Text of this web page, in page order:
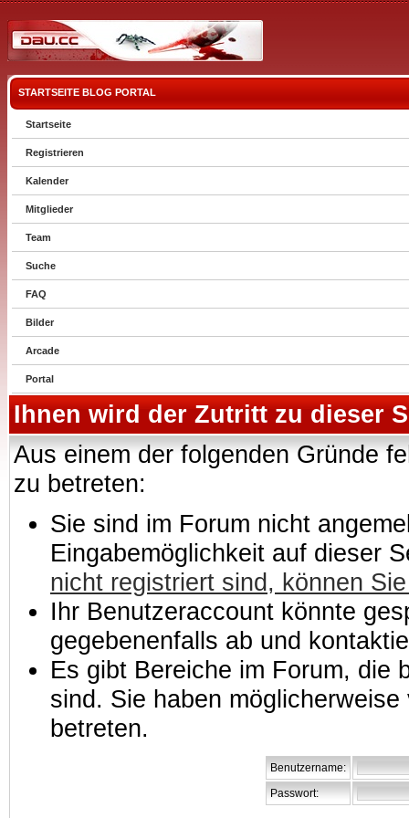
STARTSEITE BLOG PORTAL
Startseite
Registrieren
Kalender
Mitglieder
Team
Suche
FAQ
Bilder
Arcade
Portal
Ihnen wird der Zutritt zu dieser
Aus einem der folgenden Gründe
zu betreten:
Sie sind im Forum nicht
Eingabemöglichkeit auf dieser
nicht registriert sind, können
Ihr Benutzeraccount könnte
gegebenenfalls ab und
Es gibt Bereiche im Forum, die
sind. Sie haben
betreten.
Benutzername:
Passwort: